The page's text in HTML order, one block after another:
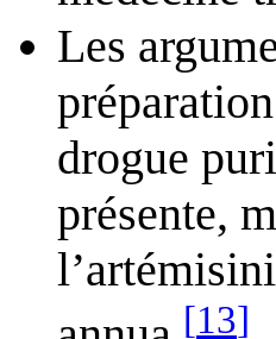
Les
drogue
présente,
[13]